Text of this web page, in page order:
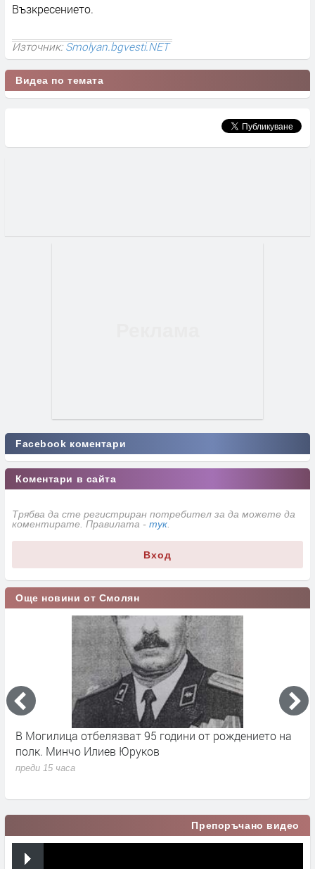
Възкресението.
Източник:Smolyan.bgvesti.NET
Видеа по темата
Facebook коментари
Коментари в сайта
Трябва да сте регистриран потребител за да можете да
коментирате. Правилата - тук
Вход
Още новини от Смолян
В Могилица отбелязват 95 години от рождението на
полк. Минчо Илиев Юруков
преди 15 часа
Препоръчано видео